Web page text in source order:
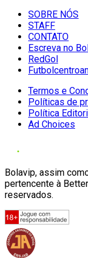
SOBRE NÓS
STAFF
CONTATO
Escreva no
RedGol
Termos e
Políticas de
Política
Ad Choices
Bolavip, assim
pertencente à
reservados.